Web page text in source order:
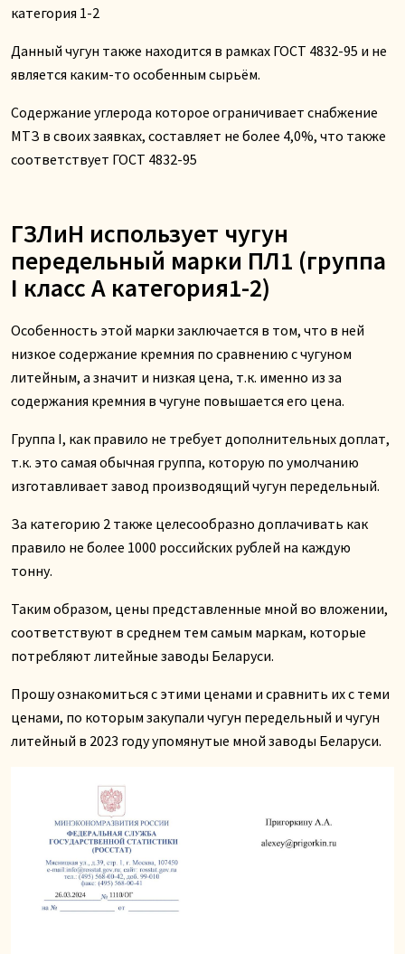
категория 1-2
Данный чугун также находится в рамках ГОСТ 4832-95 и не
является каким-то особенным сырьём.
Содержание углерода которое ограничивает снабжение
МТЗ в своих заявках, составляет не более 4,0%, что также
соответствует ГОСТ 4832-95
ГЗЛиН использует чугун
передельный марки ПЛ1 (группа
I класс А категория1-2)
Особенность этой марки заключается в том, что в ней
низкое содержание кремния по сравнению с чугуном
литейным, а значит и низкая цена, т.к. именно из за
содержания кремния в чугуне повышается его цена.
Группа I, как правило не требует дополнительных доплат,
т.к. это самая обычная группа, которую по умолчанию
изготавливает завод производящий чугун передельный.
За категорию 2 также целесообразно доплачивать как
правило не более 1000 российских рублей на каждую
тонну.
Таким образом, цены представленные мной во вложении,
соответствуют в среднем тем самым маркам, которые
потребляют литейные заводы Беларуси.
Прошу ознакомиться с этими ценами и сравнить их с теми
ценами, по которым закупали чугун передельный и чугун
литейный в 2023 году упомянутые мной заводы Беларуси.